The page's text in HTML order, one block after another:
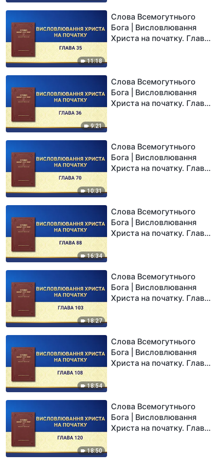
11:18
Слова Всемогутнього
Бога | Висловлювання
Христа на початку. Глава
9:21
Слова Всемогутнього
Бога | Висловлювання
Христа на початку. Глава
10:31
Слова Всемогутнього
Бога | Висловлювання
Христа на початку. Глава
16:34
Слова Всемогутнього
Бога | Висловлювання
Христа на початку. Глава
18:27
Слова Всемогутнього
Бога | Висловлювання
Христа на початку. Глава
18:54
Слова Всемогутнього
Бога | Висловлювання
Христа на початку. Глава
18:50
Слова Всемогутнього
Бога | Висловлювання
Христа на початку. Глава